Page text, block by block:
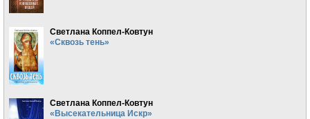
Светлана Коппел-Ковтун
«Сквозь тень»
Светлана Коппел-Ковтун
«Высекательница Искр»